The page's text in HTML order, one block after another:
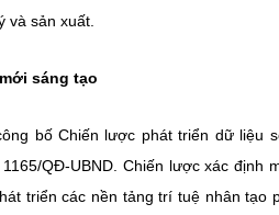
và sản xuất.
sáng tạo
bố Chiến lược phát triển dữ liệu
QĐ-UBND. Chiến lược xác định
triển các nền tảng trí tuệ nhân tạo